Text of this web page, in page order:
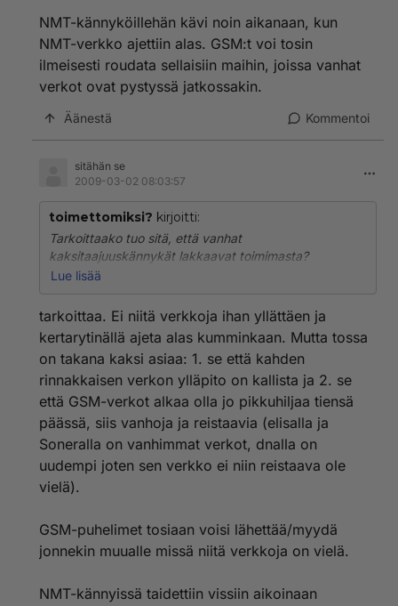
NMT-kännyköillehän kävi noin aikanaan, kun
NMT-verkko ajettiin alas. GSM:t voi tosin
ilmeisesti roudata sellaisiin maihin, joissa vanhat
verkot ovat pystyssä jatkossakin.
Äänestä Kommentoi
sitähän se
2009-03-02 08:03:57
toimettomiksi? kirjoitti:
Tarkoittaako tuo sitä, että vanhat
kaksitaajuuskännykät lakkaavat toimimasta?
Monellahan on vuosia hyvin pavelvelleita vanhoja
sekin yleensä tarvikevalmistajalta.
NMT-kännyköillehän kävi noin aikanaan, kun NMT-
verkko ajettiin alas. GSM:t voi tosin ilmeisesti roudata
sellaisiin maihin, joissa vanhat verkot ovat pystyssä
jatkossakin.
Lue lisää
tarkoittaa. Ei niitä verkkoja ihan yllättäen ja
kertarytinällä ajeta alas kumminkaan. Mutta tossa
on takana kaksi asiaa: 1. se että kahden
rinnakkaisen verkon ylläpito on kallista ja 2. se
että GSM-verkot alkaa olla jo pikkuhiljaa tiensä
päässä, siis vanhoja ja reistaavia (elisalla ja
Soneralla on vanhimmat verkot, dnalla on
uudempi joten sen verkko ei niin reistaava ole
vielä).
GSM-puhelimet tosiaan voisi lähettää/myydä
jonnekin muualle missä niitä verkkoja on vielä.
NMT-kännyissä taidettiin vissiin aikoinaan